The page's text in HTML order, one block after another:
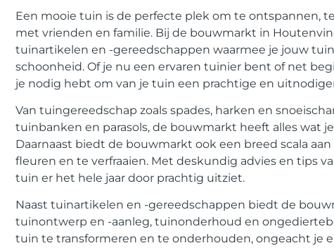
Een mooie tuin is de perfecte plek om te ontspannen,
met vrienden en familie. Bij de bouwmarkt in
tuinartikelen en -gereedschappen waarmee je jouw
schoonheid. Of je nu een ervaren tuinier bent of net
je nodig hebt om van je tuin een prachtige en
Van tuingereedschap zoals spades, harken en
tuinbanken en parasols, de bouwmarkt heeft alles wat
Daarnaast biedt de bouwmarkt ook een breed scala
fleuren en te verfraaien. Met deskundig advies en tips
tuin er het hele jaar door prachtig uitziet.
Naast tuinartikelen en -gereedschappen biedt de
tuinontwerp en -aanleg, tuinonderhoud en
tuin te transformeren en te onderhouden, ongeacht je